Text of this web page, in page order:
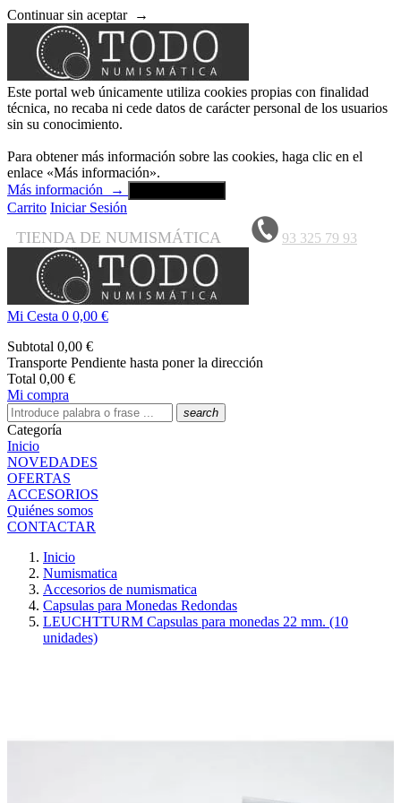
Continuar sin aceptar →
Este portal web únicamente utiliza cookies propias con finalidad
técnica, no recaba ni cede datos de carácter personal de los usuarios
sin su conocimiento.
Para obtener más información sobre las cookies, haga clic en el
enlace «Más información».
Más información
→
Carrito Iniciar Sesión
TIENDA DE NUMISMÁTICA 93 325 79 93
Mi Cesta 0 0,00 €
Subtotal 0,00 €
Transporte Pendiente hasta poner la dirección
Total 0,00 €
Mi compra
search
Categoría
Inicio
NOVEDADES
OFERTAS
ACCESORIOS
Quiénes somos
CONTACTAR
Inicio
Numismatica
Accesorios de numismatica
Capsulas para Monedas Redondas
LEUCHTTURM Capsulas para monedas 22 mm. (10
unidades)